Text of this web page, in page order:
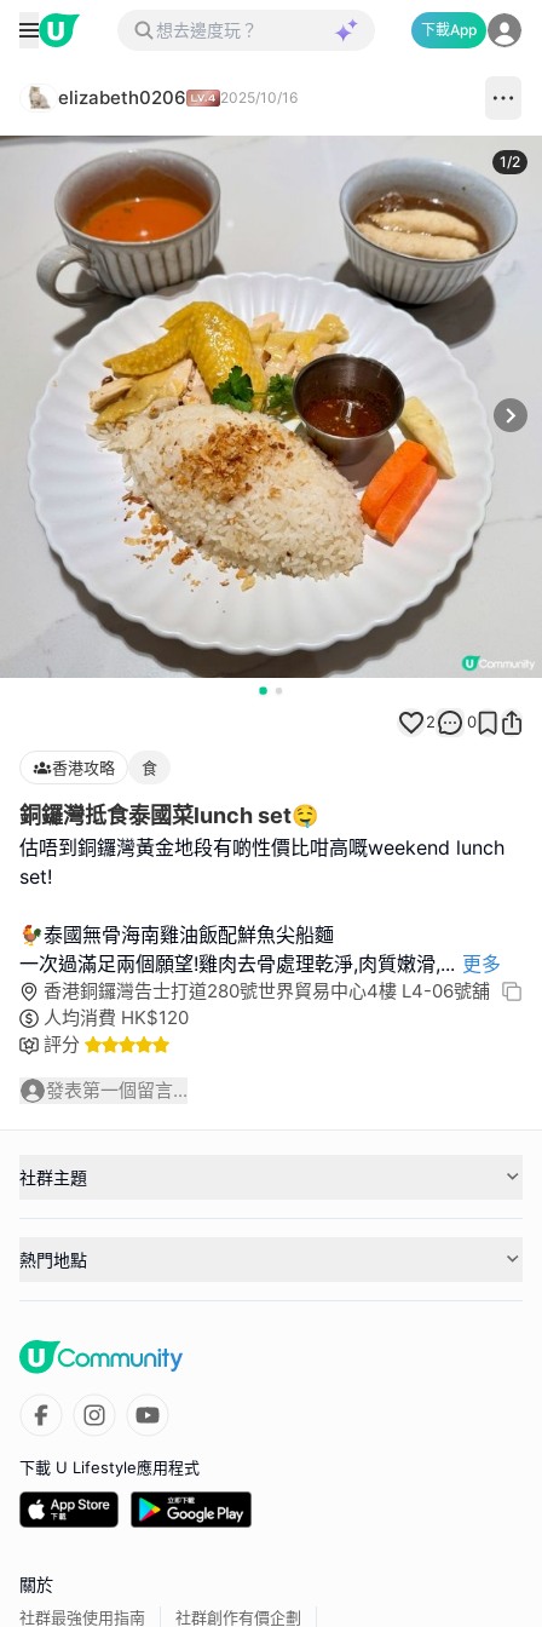
下載App
elizabeth0206 2025/10/16
1/2
2 0
香港攻略 食
銅鑼灣抵食泰國菜lunch set🤤
估唔到銅鑼灣黃金地段有啲性價比咁高嘅weekend lunch
set!
🐓泰國無骨海南雞油飯配鮮魚尖船麵
一次過滿足兩個願望!雞肉去骨處理乾淨,肉質嫩滑,... 更多
香港銅鑼灣告士打道280號世界貿易中心4樓 L4-06號舖
人均消費 HK$120
評分
發表第一個留言...
社群主題
熱門地點
下載 U Lifestyle應用程式
關於
社群最強使用指南 社群創作有價企劃